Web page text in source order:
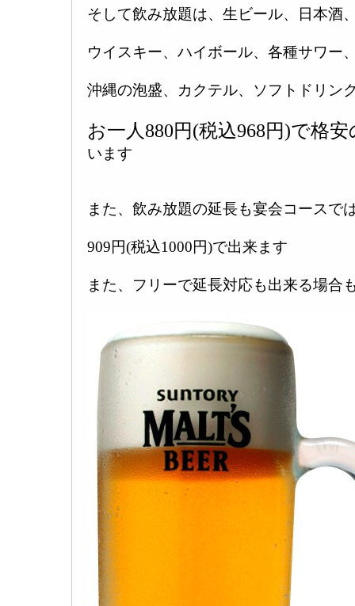
そして飲み放題は、生ビール、日本酒
ウイスキー、ハイボール、各種サワー
沖縄の泡盛、カクテル、ソフトドリン
お一人880円(税込968円)で格
います
また、飲み放題の延長も宴会コースで
909円(税込1000円)で出来ます
また、フリーで延長対応も出来る場合